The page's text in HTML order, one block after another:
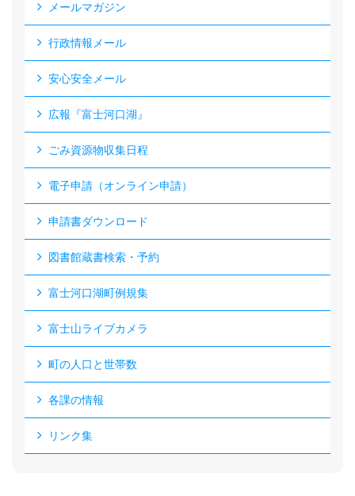
メールマガジン
行政情報メール
安心安全メール
広報『富士河口湖』
ごみ資源物収集日程
電子申請（オンライン申請）
申請書ダウンロード
図書館蔵書検索・予約
富士河口湖町例規集
富士山ライブカメラ
町の人口と世帯数
各課の情報
リンク集